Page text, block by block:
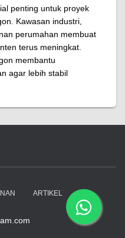
penting untuk proyek
Kawasan industri,
perumahan membuat
terus meningkat.
membantu
agar lebih stabil
ARTIKEL